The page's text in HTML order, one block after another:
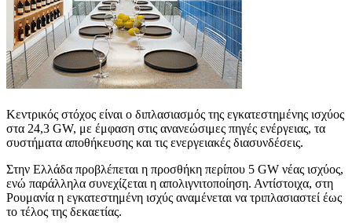
Κεντρικός στόχος είναι ο διπλασιασμός της εγκατεστημένης ισχύος
στα 24,3 GW, με έμφαση στις ανανεώσιμες πηγές ενέργειας, τα
συστήματα αποθήκευσης και τις ενεργειακές διασυνδέσεις.
Στην Ελλάδα προβλέπεται η προσθήκη περίπου 5 GW νέας ισχύος,
ενώ παράλληλα συνεχίζεται η απολιγνιτοποίηση. Αντίστοιχα, στη
Ρουμανία η εγκατεστημένη ισχύς αναμένεται να τριπλασιαστεί έως
το τέλος της δεκαετίας.